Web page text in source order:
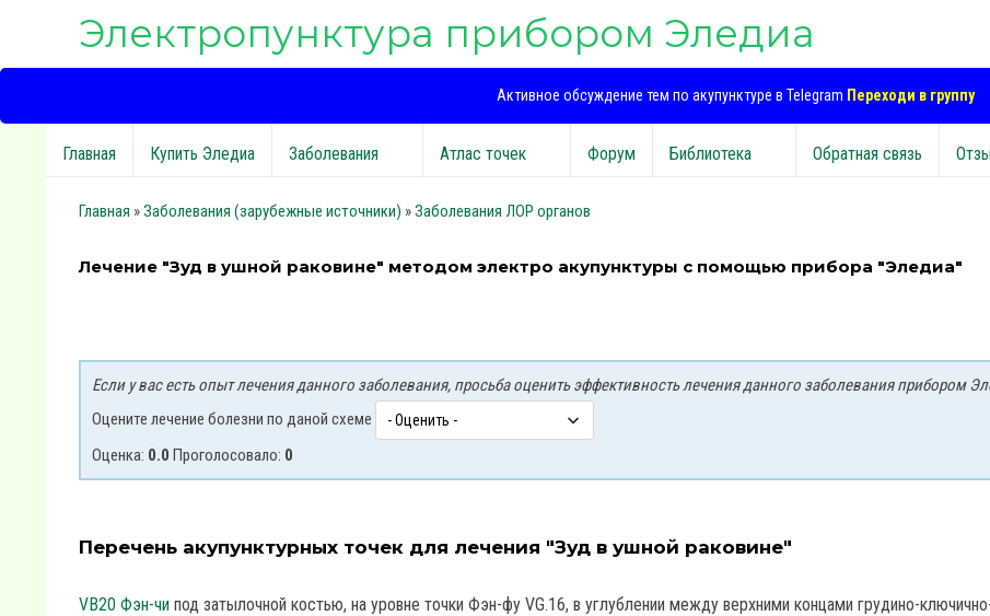
Электропунктура прибором Эледиа
Активное обсуждение тем по акупунктуре в Telegram Переходи в группу
Главная Купить Эледиа Заболевания Атлас точек Форум Библиотека Обратная связь
Главная »Заболевания (зарубежные источники) »Заболевания ЛОР органов
Лечение "Зуд в ушной раковине" методом электро акупунктуры с помощью прибора "Эледиа"
Если у вас есть опыт лечения данного заболевания, просьба оценить эффективность лечения данного заболевания прибором
Оцените лечение болезни по даной схеме
Оценка: 0.0 Проголосовало: 0
Перечень акупунктурных точек для лечения "Зуд в ушной раковине"
VB20 Фэн-чи под затылочной костью, на уровне точки Фэн-фу VG.16, в углублении между верхними концами грудино-